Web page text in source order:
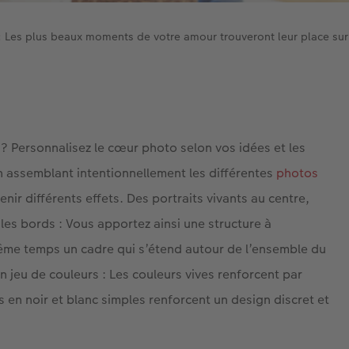
plus beaux moments de votre amour trouveront leur place sur
Personnalisez le cœur photo selon vos idées et les
intentionnellement les différentes photos
différents effets. Des portraits vivants au centre,
bords : Vous apportez ainsi une structure à
temps un cadre qui s’étend autour de l’ensemble du
de couleurs : Les couleurs vives renforcent par
en noir et blanc simples renforcent un design discret et